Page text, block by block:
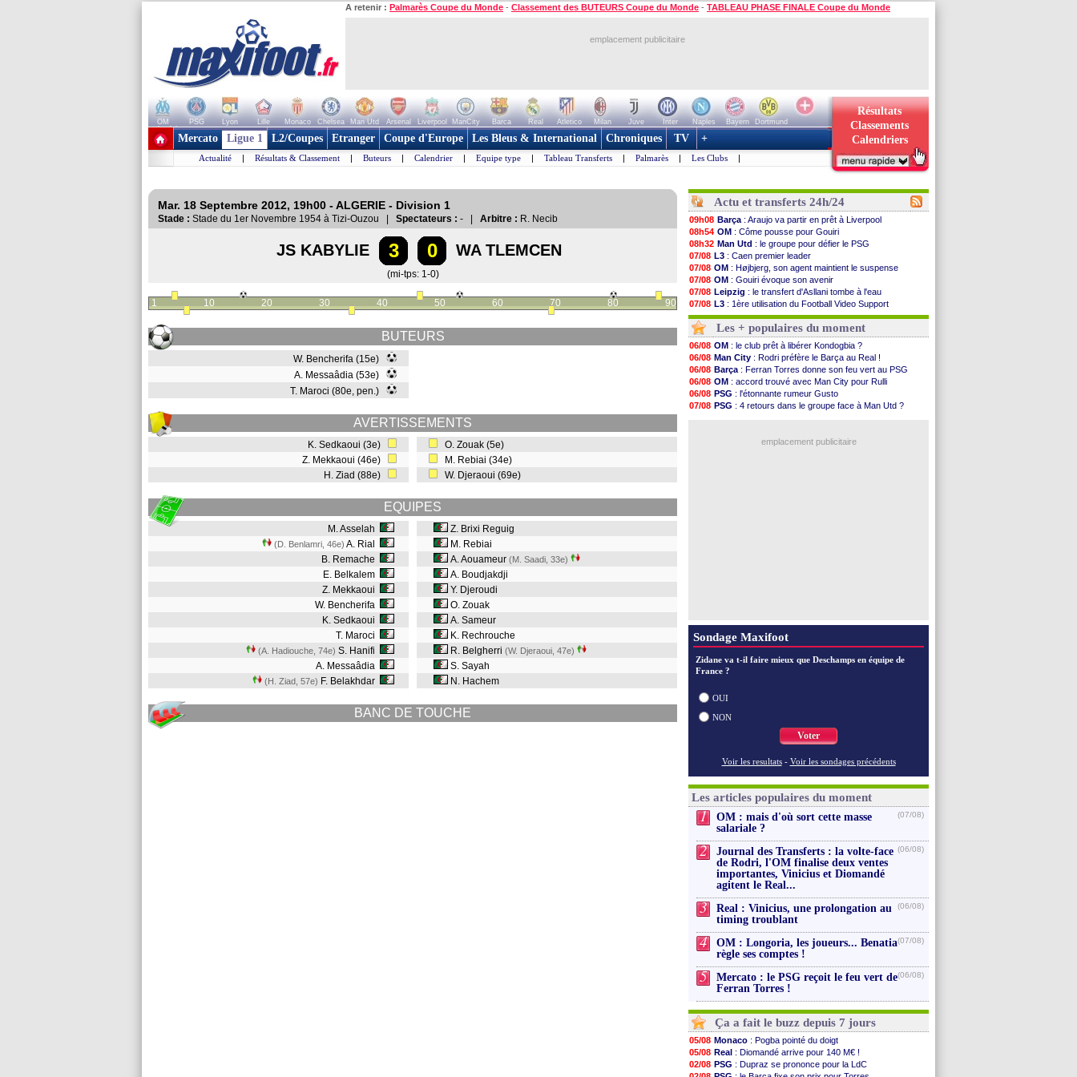
A retenir : Palmarès Coupe du Monde - Classement des BUTEURS Coupe du Monde - TABLEAU PHASE FINALE Coupe du Monde
emplacement publicitaire
OM PSG Lyon Lille Monaco Chelsea Man Utd Arsenal Liverpool ManCity Barca Real Atletico Milan Juve Inter Naples Bayern
Dortmund
+ de clubs
Résultats
Classements
Calendriers
Mercato Ligue 1 L2/Coupes Etranger Coupe d'Europe Les Bleus & International Chroniques TV +
Actualité | Résultats & Classement | Buteurs | Calendrier | Equipe type | Tableau Transferts | Palmarès | Les Clubs |
Mar. 18 Septembre 2012, 19h00 - ALGERIE - Division 1
Stade : Stade du 1er Novembre 1954 à Tizi-Ouzou | Spectateurs : - | Arbitre : R. Necib
JS KABYLIE 3 0 WA TLEMCEN
(mi-tps: 1-0)
1 10 20 30 40 50 60 70 80 90
BUTEURS
W. Bencherifa (15e)
A. Messaâdia (53e)
T. Maroci (80e, pen.)
AVERTISSEMENTS
K. Sedkaoui (3e)
Z. Mekkaoui (46e)
H. Ziad (88e)
O. Zouak (5e)
M. Rebiai (34e)
W. Djeraoui (69e)
EQUIPES
M. Asselah
(D. Benlamri, 46e) A. Rial
B. Remache
E. Belkalem
Z. Mekkaoui
W. Bencherifa
K. Sedkaoui
T. Maroci
(A. Hadiouche, 74e) S. Hanifi
A. Messaâdia
(H. Ziad, 57e) F. Belakhdar
Z. Brixi Reguig
M. Rebiai
A. Aouameur (M. Saadi, 33e)
A. Boudjakdji
Y. Djeroudi
O. Zouak
A. Sameur
K. Rechrouche
R. Belgherri (W. Djeraoui, 47e)
S. Sayah
N. Hachem
BANC DE TOUCHE
Actu et transferts 24h/24
09h08 Barça : Araujo va partir en prêt à Liverpool
08h54 OM : Côme pousse pour Gouiri
08h32 Man Utd : le groupe pour défier le PSG
07/08 L3 : Caen premier leader
07/08 OM : Højbjerg, son agent maintient le suspense
07/08 OM : Gouiri évoque son avenir
07/08 Leipzig : le transfert d'Asllani tombe à l'eau
07/08 L3 : 1ère utilisation du Football Video Support
07/08 OM: Benatia envoie une pique à Longoria
07/08
Villarreal: Al-Ahli veut Pape Gueye
07/08 Lyon: la dernière saison de Fonseca ?
07/08 OM : un nouveau prétendant pour Højbjerg
07/08 Brest: un gardien norvégien en approche ?
07/08 OM: McCourt a versé 120 M€ en 2026
07/08 PSG : 4 retours dans le groupe face à Man Utd ...
07/08 Nice : Kevin Carlos va partir en Italie
07/08 L1: prison avec sursis requis contre un arbitre
: Filipe Luis soutient Biereth
Les + populaires du moment
06/08 OM : le club prêt à libérer Kondogbia ?
06/08 Man City : Rodri préfère le Barça au Real !
06/08 Barça : Ferran Torres donne son feu vert au PSG
06/08 OM : accord trouvé avec Man City pour Rulli
06/08 PSG : l'étonnante rumeur Gusto
07/08 PSG : 4 retours dans le groupe face à Man Utd ?
emplacement publicitaire
Sondage Maxifoot
Zidane va t-il faire mieux que Deschamps en équipe de
France ?
OUI
NON
Voter
Voir les resultats - Voir les sondages précédents
Les articles populaires du moment
1
OM : mais d'où sort cette masse
salariale ?
(07/08)
2
Journal des Transferts : la volte-face
de Rodri, l'OM finalise deux ventes
importantes, Vinicius et Diomandé
agitent le Real...
(06/08)
3
Real : Vinicius, une prolongation au
timing troublant
(06/08)
4
OM : Longoria, les joueurs... Benatia
règle ses comptes !
(07/08)
5
Mercato : le PSG reçoit le feu vert de
Ferran Torres !
(06/08)
Ça a fait le buzz depuis 7 jours
05/08 Monaco : Pogba pointé du doigt
05/08 Real : Diomandé arrive pour 140 M€ !
02/08 PSG : Dupraz se prononce pour la LdC